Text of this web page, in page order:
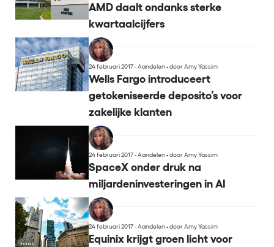
AMD daalt ondanks sterke
kwartaalcijfers
24 februari 2017 - Aandelen•door Amy Yassim
Wells Fargo introduceert
getokeniseerde deposito’s voor
zakelijke klanten
24 februari 2017 - Aandelen•door Amy Yassim
SpaceX onder druk na
miljardeninvesteringen in AI
24 februari 2017 - Aandelen•door Amy Yassim
Equinix krijgt groen licht voor